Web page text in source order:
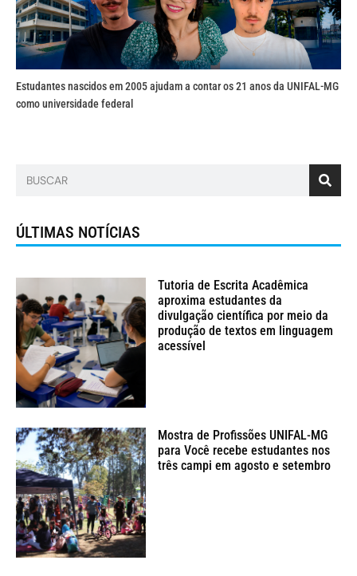
Estudantes nascidos em 2005 ajudam a contar os 21 anos da UNIFAL-MG
como universidade federal
ÚLTIMAS NOTÍCIAS
Tutoria de Escrita Acadêmica
aproxima estudantes da
divulgação científica por meio da
produção de textos em linguagem
acessível
Mostra de Profissões UNIFAL-MG
para Você recebe estudantes nos
três campi em agosto e setembro